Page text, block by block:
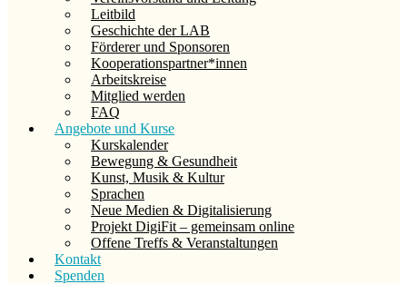
Leitbild
Geschichte der LAB
Förderer und Sponsoren
Kooperationspartner*innen
Arbeitskreise
Mitglied werden
FAQ
Angebote und Kurse
Kurskalender
Bewegung & Gesundheit
Kunst, Musik & Kultur
Sprachen
Neue Medien & Digitalisierung
Projekt DigiFit – gemeinsam online
Offene Treffs & Veranstaltungen
Kontakt
Spenden